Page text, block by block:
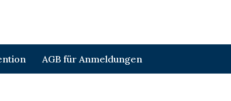
AGB für Anmeldungen